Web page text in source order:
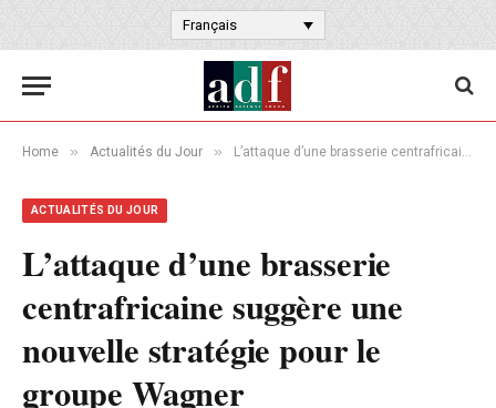
Français
Home » Actualités du Jour » L’attaque d’une brasserie centrafricaine suggère une nouvelle stratégie pour le groupe Wagner
ACTUALITÉS DU JOUR
L’attaque d’une brasserie
centrafricaine suggère une
nouvelle stratégie pour le
groupe Wagner